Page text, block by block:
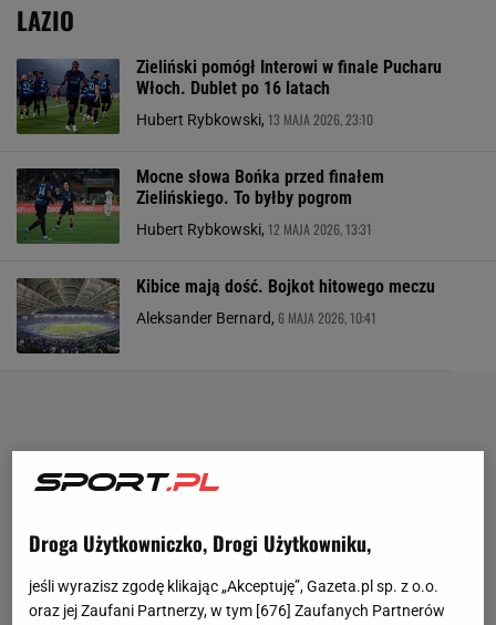
LAZIO
Zieliński pomógł Interowi w finale Pucharu
Włoch. Dublet po 16 latach
Hubert Rybkowski, 13 MAJA 2026, 23:10
Mocne słowa Bońka przed finałem
Zielińskiego. To byłby pogrom
Hubert Rybkowski, 12 MAJA 2026, 13:31
Kibice mają dość. Bojkot hitowego meczu
Aleksander Bernard, 6 MAJA 2026, 10:41
Droga Użytkowniczko, Drogi Użytkowniku,
jeśli wyrazisz zgodę klikając „Akceptuję”, Gazeta.pl sp. z o.o.
oraz jej Zaufani Partnerzy, w tym [676] Zaufanych Partnerów